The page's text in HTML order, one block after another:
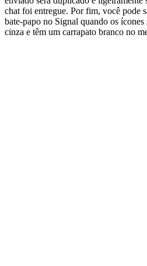
chat foi entregue. Por fim, você pode
bate-papo no Signal quando os
cinza e têm um carrapato branco no